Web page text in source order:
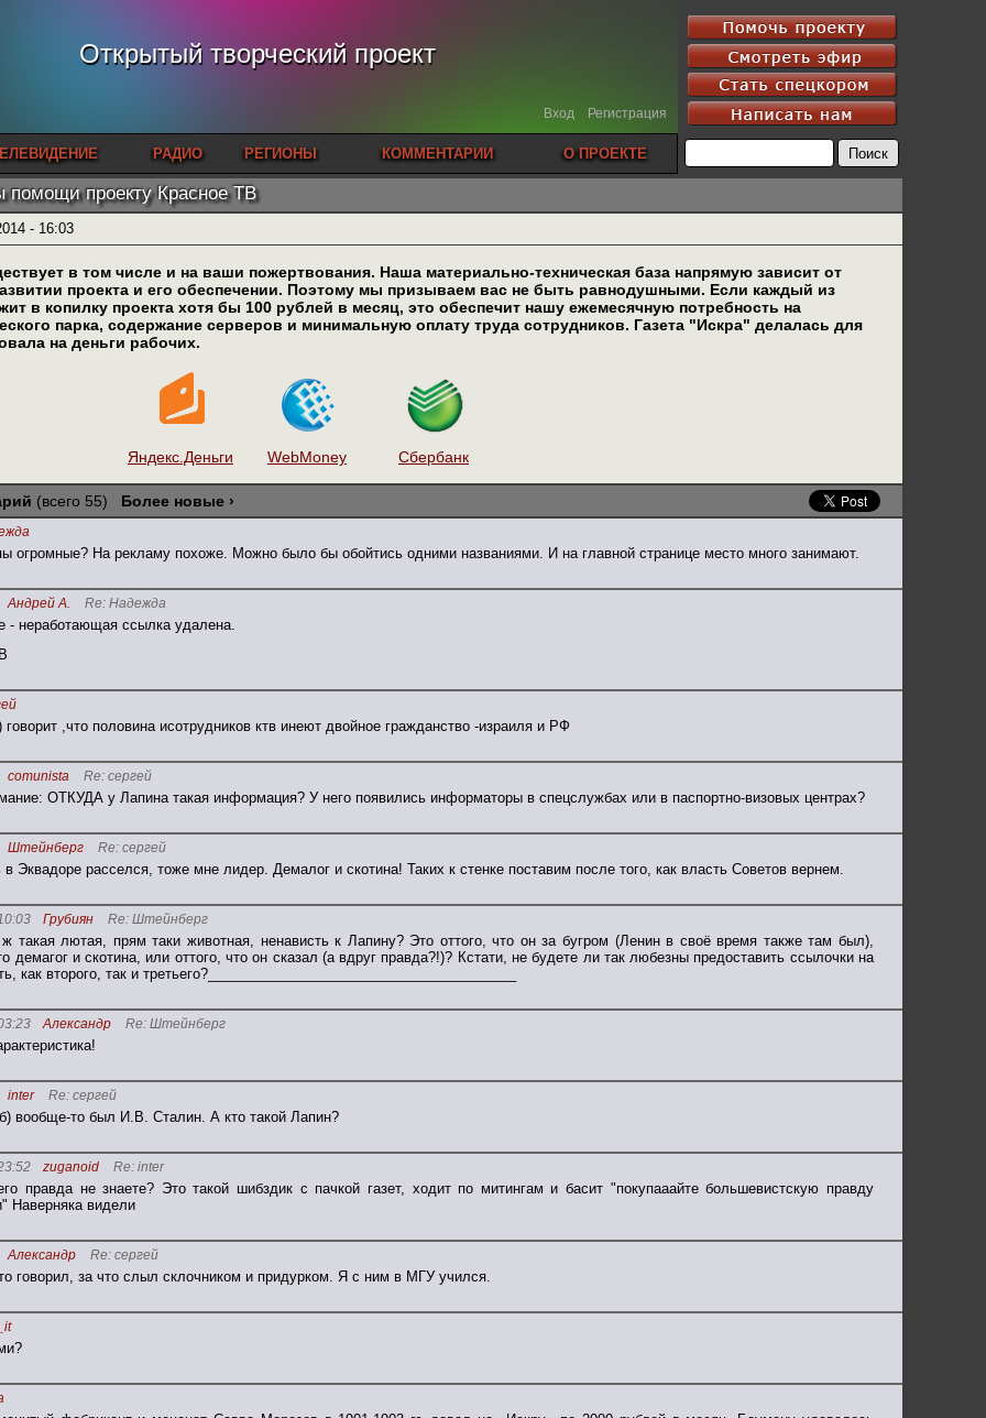
Открытый творческий проект
Вход Регистрация
РАДИО РЕГИОНЫ КОММЕНТАРИИ О ПРОЕКТЕ
проекту Красное ТВ
- 16:03
в том числе и на ваши пожертвования. Наша материально-техническая база напрямую зависит от
проекта и его обеспечении. Поэтому мы призываем вас не быть равнодушными. Если каждый из
в копилку проекта хотя бы 100 рублей в месяц, это обеспечит нашу ежемесячную потребность на
парка, содержание серверов и минимальную оплату труда сотрудников. Газета "Искра" делалась для
на деньги рабочих.
Яндекс.Деньги WebMoney Сбербанк
(всего 55) Более новые ›
огромные? На рекламу похоже. Можно было бы обойтись одними названиями. И на главной странице место много занимают.
Андрей А. Re: Надежда
- неработающая ссылка удалена.
,что половина исотрудников ктв инеют двойное гражданство -израиля и РФ
comunista Re: сергей
ОТКУДА у Лапина такая информация? У него появились информаторы в спецслужбах или в паспортно-визовых центрах?
Штейнберг Re: сергей
Эквадоре расселся, тоже мне лидер. Демалог и скотина! Таких к стенке поставим после того, как власть Советов вернем.
Грубиян Re: Штейнберг
такая лютая, прям таки животная, ненависть к Лапину? Это оттого, что он за бугром (Ленин в своё время также там был),
демагог и скотина, или оттого, что он сказал (а вдруг правда?!)? Кстати, не будете ли так любезны предоставить ссылочки на
как второго, так и третьего?________________________________________
Александр Re: Штейнберг
inter Re: сергей
вообще-то был И.В. Сталин. А кто такой Лапин?
zuganoid Re: inter
правда не знаете? Это такой шибздик с пачкой газет, ходит по митингам и басит "покупааайте большевистскую правду
Наверняка видели
Александр Re: сергей
говорил, за что слыл склочником и придурком. Я с ним в МГУ учился.